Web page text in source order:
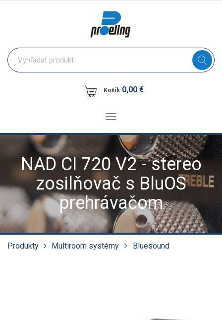
Košík 0,00 €
Toggle
NAD CI 720 V2 - stereo
zosilňovač s BluOS
prehrávačom
Produkty Multiroom systémy Bluesound